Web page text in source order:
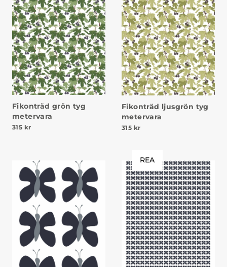
Fikonträd grön tyg
metervara
315 kr
Fikonträd ljusgrön tyg
metervara
315 kr
REA